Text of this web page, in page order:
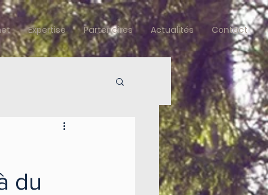
Expertise Partenaires Actualités Contact
du